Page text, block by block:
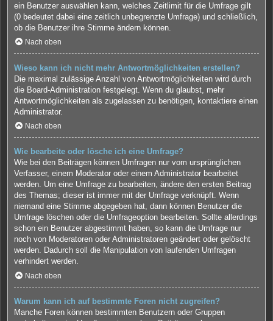
ein Benutzer auswählen kann, welches Zeitlimit für die Umfrage gilt
(0 bedeutet dabei eine zeitlich unbegrenzte Umfrage) und schließlich,
ob die Benutzer ihre Stimme ändern können.
Nach oben
Wieso kann ich nicht mehr Antwortmöglichkeiten erstellen?
Die maximal zulässige Anzahl von Antwortmöglichkeiten wird durch
die Board-Administration festgelegt. Wenn du glaubst, mehr
Antwortmöglichkeiten als zugelassen zu benötigen, kontaktiere einen
Administrator.
Nach oben
Wie bearbeite oder lösche ich eine Umfrage?
Wie bei den Beiträgen können Umfragen nur vom ursprünglichen
Verfasser, einem Moderator oder einem Administrator bearbeitet
werden. Um eine Umfrage zu bearbeiten, ändere den ersten Beitrag
des Themas; dieser ist immer mit der Umfrage verknüpft. Wenn
niemand eine Stimme abgegeben hat, dann können Benutzer die
Umfrage löschen oder die Umfrageoption bearbeiten. Sollte allerdings
schon ein Benutzer abgestimmt haben, so kann die Umfrage nur
noch von Moderatoren oder Administratoren geändert oder gelöscht
werden. Dadurch soll die Manipulation von laufenden Umfragen
verhindert werden.
Nach oben
Warum kann ich auf bestimmte Foren nicht zugreifen?
Manche Foren können bestimmten Benutzern oder Gruppen